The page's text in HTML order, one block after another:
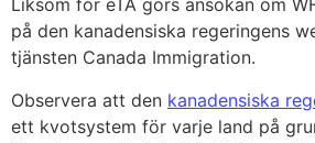
Liksom för eTA görs ansökan om
på den kanadensiska regeringens
tjänsten Canada Immigration.
Observera att den kanadensiska
ett kvotsystem för varje land på